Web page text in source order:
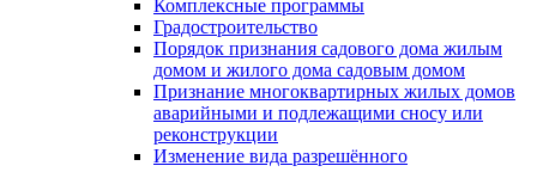
Комплексные программы
Градостроительство
Порядок признания садового дома жилым
домом и жилого дома садовым домом
Признание многоквартирных жилых домов
аварийными и подлежащими сносу или
реконструкции
Изменение вида разрешённого